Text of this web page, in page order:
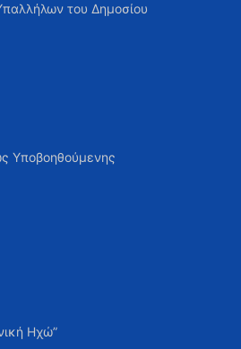
του Δημοσίου
Υποβοηθούμενης
Ηχώ”